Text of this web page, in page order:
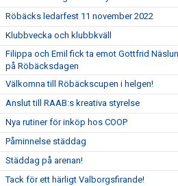
Röbäcks ledarfest 11 november 2022
Klubbvecka och klubbkväll
Filippa och Emil fick ta emot Gottfrid
på Röbäcksdagen
Välkomna till Röbäckscupen i helgen!
Anslut till RAAB:s kreativa styrelse
Nya rutiner för inköp hos COOP
Påminnelse städdag
Städdag på arenan!
Tack för ett härligt Valborgsfirande!